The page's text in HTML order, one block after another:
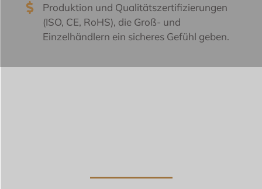
Produktion und Qualitätszertifizierungen
(ISO, CE, RoHS), die Groß- und
Einzelhändlern ein sicheres Gefühl geben.